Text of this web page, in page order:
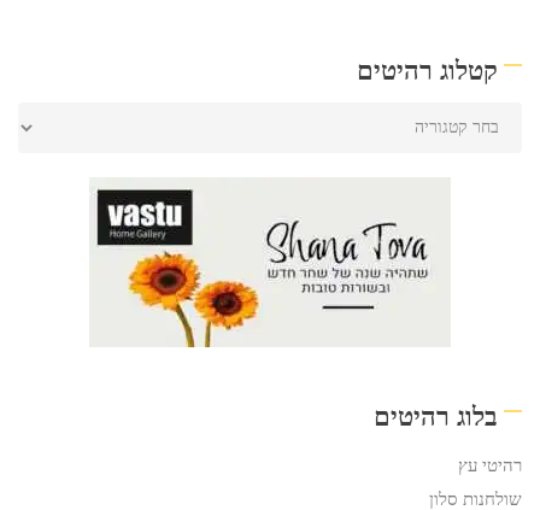
קטלוג רהיטים
בלוג רהיטים
רהיטי עץ
שולחנות סלון